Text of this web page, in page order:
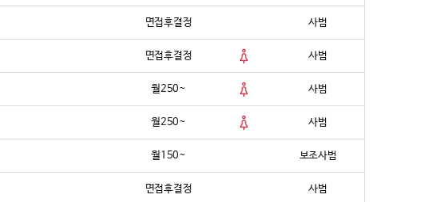
그는 도장의 브랜딩과 공간 리디자인이 곧 경쟁력이라고 믿었다. 그렇게 선택된 파
트너가 바로 멧디자인. 단순한 인테리어를 넘어 태권도장의 본질과 가치를 재정의
이번 프로젝트는 낯선 해외 환경에서의 첫 시도였지만, 멧디자인은 일관된 철학과
감각으로 현장을 완성했다. 오래된 도장의 흔적은 사라지고, 브랜드의 정체성을 품
은 세련된 공간이 그 자리를 대신했다. 더 이상 도장은 '수련 공간'만이 아닌 ‘경험
공간’으로 거듭났다.
면접후결정 사범
면접후결정 사범
월250~ 사범
월250~ 사범
월150~ 보조사범
면접후결정 사범